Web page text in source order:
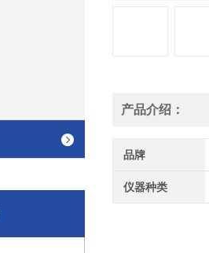
产品介绍：
品牌
仪器种类